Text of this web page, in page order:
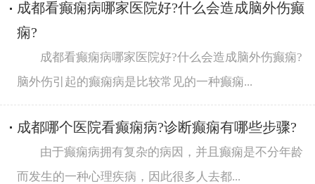
成都看癫痫病哪家医院好?什么会造成脑外伤癫
痫?
成都看癫痫病哪家医院好?什么会造成脑外伤癫痫?
脑外伤引起的癫痫病是比较常见的一种癫痫...
成都哪个医院看癫痫病?诊断癫痫有哪些步骤?
由于癫痫病拥有复杂的病因，并且癫痫是不分年龄
而发生的一种心理疾病，因此很多人去都...